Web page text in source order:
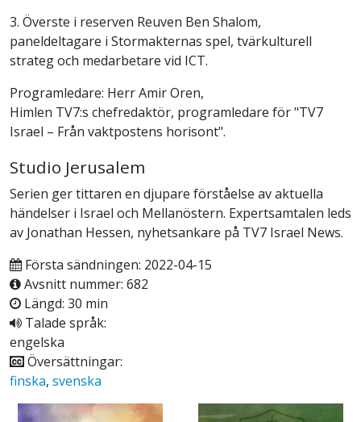
3. Överste i reserven Reuven Ben Shalom,
paneldeltagare i Stormakternas spel, tvärkulturell
strateg och medarbetare vid ICT.
Programledare: Herr Amir Oren,
Himlen TV7:s chefredaktör, programledare för "TV7
Israel – Från vaktpostens horisont".
Studio Jerusalem
Serien ger tittaren en djupare förståelse av aktuella
händelser i Israel och Mellanöstern. Expertsamtalen leds
av Jonathan Hessen, nyhetsankare på TV7 Israel News.
Första sändningen: 2022-04-15
Avsnitt nummer: 682
Längd: 30 min
Talade språk:
engelska
Översättningar:
finska, svenska